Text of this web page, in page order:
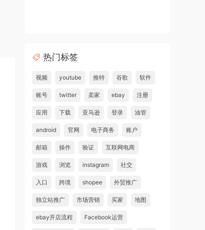
热门标签
视频 youtube 推特 谷歌 软件
账号 twitter 卖家 ebay 注册
应用 下载 亚马逊 登录 油管
android 官网 电子商务 账户
邮箱 操作 验证 互联网电商
游戏 浏览 instagram 社交
入口 跨境 shopee 外贸推广
独立站推广 市场营销 买家 地图
ebay开店流程 Facebook运营